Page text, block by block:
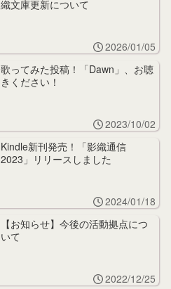
織文庫更新について
2026/01/05
歌ってみた投稿！「Dawn」、お聴
きください！
2023/10/02
Kindle新刊発売！「影織通信
2023」リリースしました
2024/01/18
【お知らせ】今後の活動拠点につ
いて
2022/12/25